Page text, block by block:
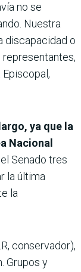
no se
Nuestra
discapacidad o
representantes,
ya que la
Nacional
Senado tres
la última
la
conservador),
Grupos y